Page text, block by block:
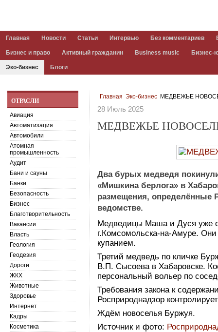
Главная Новости Статьи Интервью Без комментариев
Бизнес и право Активный гражданин Business music Бизнес-
Эко-бизнес Блоги
Главная Эко-бизнес МЕДВЕЖЬЕ
28 Июль 2025
МЕДВЕЖЬЕ
Два бурых медведя
«Мишкина берлога» в
размещения, определённые
ведомстве.
Медведицы Маша и Дуся уже
г.Комсомольска-на-Амуре.
купанием.
Третий медведь по кличке
В.П. Сысоева в Хабаровске.
персональный вольер по
Требования закона к
Росприроднадзор
Ждём новоселья Буржуя.
Источник и фото:
ОТРАСЛИ
Авиация
Автоматизация
Автомобили
Атомная
промышленность
Аудит
Бани и сауны
Банки
Безопасность
Бизнес
Благотворительность
Вакансии
Власть
Геология
Геодезия
Дороги
ЖКХ
Животные
Здоровье
Интернет
Кадры
Косметика